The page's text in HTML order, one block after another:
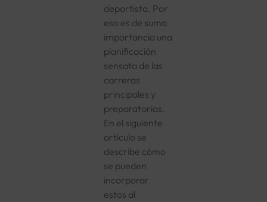
deportista. Por
eso es de suma
importancia una
planificación
sensata de las
carreras
principales y
preparatorias.
En el siguiente
artículo se
describe cómo
se pueden
incorporar
estos al